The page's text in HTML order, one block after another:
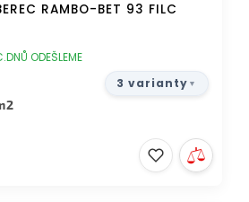
RAMBO-BET 93 FILC
ODEŠLEME
3 varianty